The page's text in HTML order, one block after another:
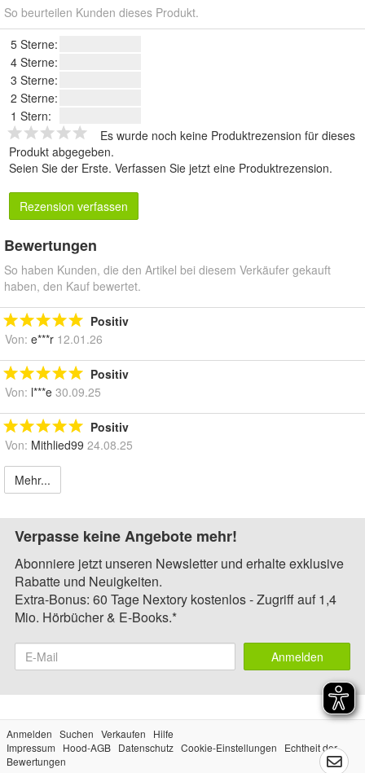
So beurteilen Kunden dieses Produkt.
5 Sterne:
4 Sterne:
3 Sterne:
2 Sterne:
1 Stern:
Es wurde noch keine Produktrezension für dieses
Produkt abgegeben.
Seien Sie der Erste. Verfassen Sie jetzt eine Produktrezension.
Rezension verfassen
Bewertungen
So haben Kunden, die den Artikel bei diesem Verkäufer gekauft
haben, den Kauf bewertet.
Positiv
Von: e***r 12.01.26
Positiv
Von: l***e 30.09.25
Positiv
Von: Mithlied99 24.08.25
Mehr...
Verpasse keine Angebote mehr!
Abonniere jetzt unseren Newsletter und erhalte exklusive
Rabatte und Neuigkeiten.
Extra-Bonus: 60 Tage Nextory kostenlos - Zugriff auf 1,4
Mio. Hörbücher & E-Books.*
Anmelden
Anmelden Suchen Verkaufen
Hilfe
Impressum
Hood-AGB Datenschutz Cookie-Einstellungen
Echtheit der
Bewertungen